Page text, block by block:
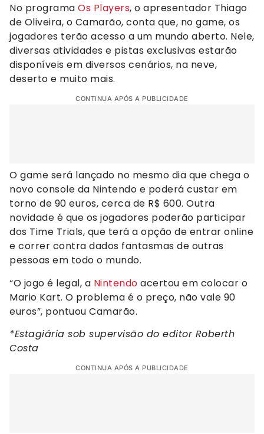
No programa Os Players, o apresentador Thiago
de Oliveira, o Camarão, conta que, no game, os
jogadores terão acesso a um mundo aberto. Nele,
diversas atividades e pistas exclusivas estarão
disponíveis em diversos cenários, na neve,
deserto e muito mais.
CONTINUA APÓS A PUBLICIDADE
O game será lançado no mesmo dia que chega o
novo console da Nintendo e poderá custar em
torno de 90 euros, cerca de R$ 600. Outra
novidade é que os jogadores poderão participar
dos Time Trials, que terá a opção de entrar online
e correr contra dados fantasmas de outras
pessoas em todo o mundo.
“O jogo é legal, a Nintendo acertou em colocar o
Mario Kart. O problema é o preço, não vale 90
euros”, pontuou Camarão.
*Estagiária sob supervisão do editor Roberth
Costa
CONTINUA APÓS A PUBLICIDADE